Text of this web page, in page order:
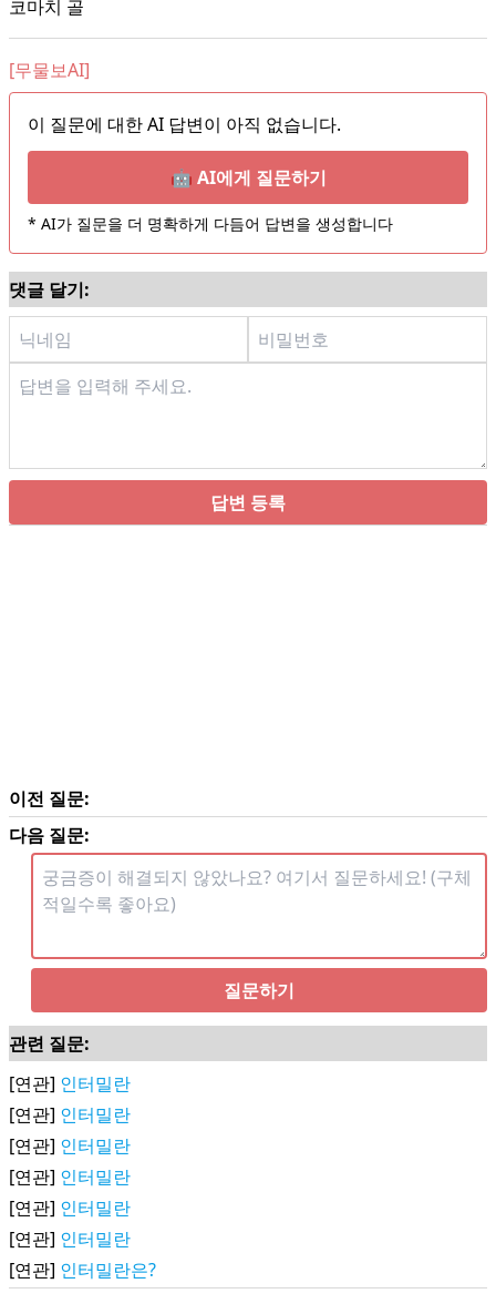
코마치 골
[무물보AI]
이 질문에 대한 AI 답변이 아직 없습니다.
🤖 AI에게 질문하기
* AI가 질문을 더 명확하게 다듬어 답변을 생성합니다
댓글 달기:
답변 등록
이전 질문:
다음 질문:
질문하기
관련 질문:
[연관] 인터밀란
[연관] 인터밀란
[연관] 인터밀란
[연관] 인터밀란
[연관] 인터밀란
[연관] 인터밀란
[연관] 인터밀란은?